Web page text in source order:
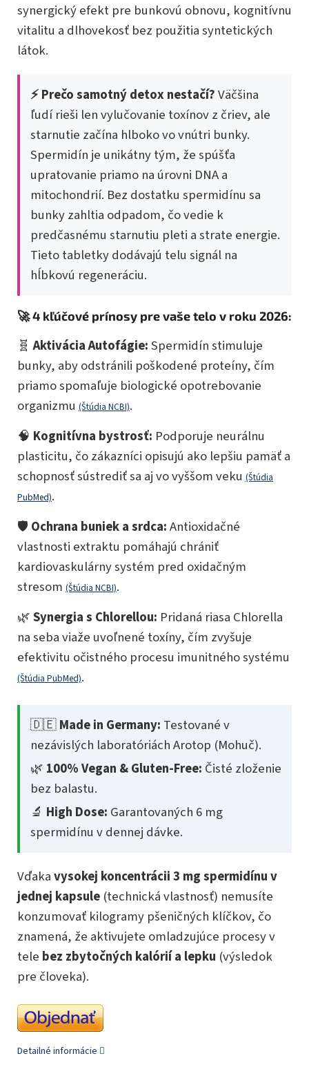
synergický efekt pre bunkovú obnovu, kognitívnu
vitalitu a dlhovekosť bez použitia syntetických
látok.
⚡ Prečo samotný detox nestačí?Väčšina
ľudí rieši len vylučovanie toxínov z čriev, ale
starnutie začína hlboko vo vnútri bunky.
Spermidín je unikátny tým, že spúšťa
upratovanie priamo na úrovni DNA a
mitochondrií. Bez dostatku spermidínu sa
bunky zahltia odpadom, čo vedie k
predčasnému starnutiu pleti a strate energie.
Tieto tabletky dodávajú telu signál na
hĺbkovú regeneráciu.
🚀 4 kľúčové prínosy pre vaše telo v roku 2026:
🧬Aktivácia Autofágie:Spermidín stimuluje
bunky, aby odstránili poškodené proteíny, čím
priamo spomaľuje biologické opotrebovanie
organizmu (Štúdia NCBI).
🧠 Kognitívna bystrosť: Podporuje neurálnu
plasticitu, čo zákazníci opisujú ako lepšiu pamäť a
schopnosť sústrediť sa aj vo vyššom veku (Štúdia
PubMed).
🛡️ Ochrana buniek a srdca:Antioxidačné
vlastnosti extraktu pomáhajú chrániť
kardiovaskulárny systém pred oxidačným
stresom (Štúdia NCBI).
🌿Synergia s Chlorellou: Pridaná riasa Chlorella
na seba viaže uvoľnené toxíny, čím zvyšuje
efektivitu očistného procesu imunitného systému
(Štúdia PubMed).
🇩🇪Made in Germany: Testované v
nezávislých laboratóriách Arotop (Mohuč).
🌿 100% Vegan & Gluten-Free: Čisté zloženie
bez balastu.
🔬 High Dose: Garantovaných 6 mg
spermidínu v dennej dávke.
Vďakavysokej koncentrácii 3 mg spermidínu v
jednej kapsule (technická vlastnosť) nemusíte
konzumovať kilogramy pšeničných klíčkov, čo
znamená, že aktivujete omladzujúce procesy v
tele bez zbytočných kalórií a lepku (výsledok
pre človeka).
Detailné informácie